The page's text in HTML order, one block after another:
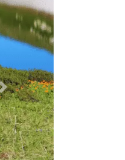
Следующий